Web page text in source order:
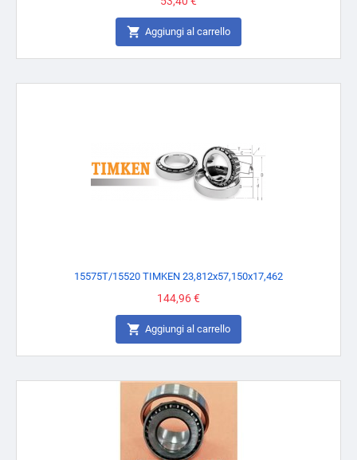
 Aggiungi al carrello
15575T/15520 TIMKEN 23,812x57,150x17,462
Prezzo
144,96 €
 Aggiungi al carrello